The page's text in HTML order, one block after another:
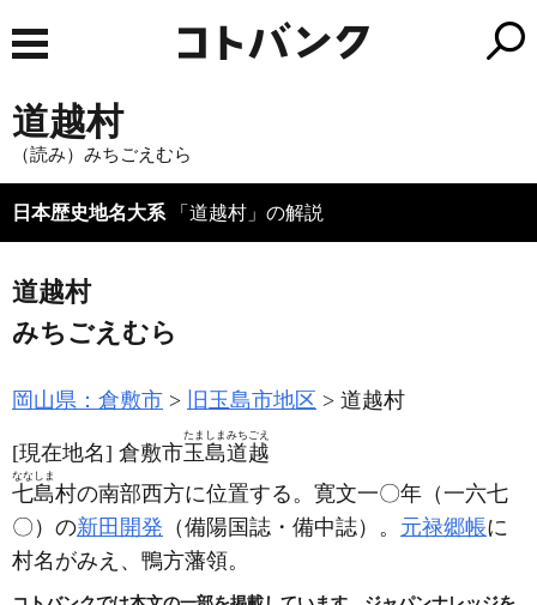
道越村
（読み）みちごえむら
日本歴史地名大系 「道越村」の解説
道越村
みちごえむら
岡山県：倉敷市 旧玉島市地区 道越村
[現在地名] 倉敷市玉島道越
たましまみちごえ
七島
ななしま
村の南部西方に位置する。寛文一〇年 （一六七
〇） の新田開発 （備陽国誌・備中誌） 。 元禄郷帳に
村名がみえ、鴨方藩領。